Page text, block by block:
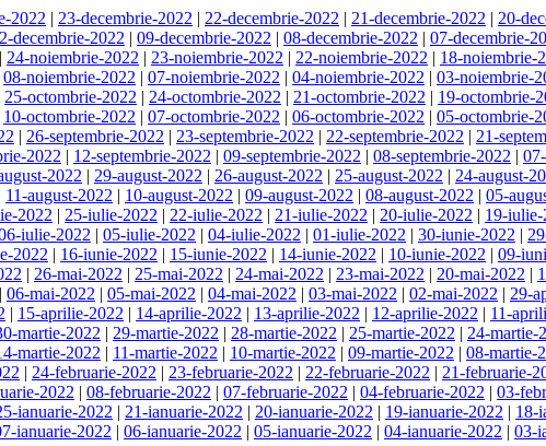
2022 | 23-decembrie-2022 | 22-decembrie-2022 | 21-decembrie-2022 | 20-
decembrie-2022 | 09-decembrie-2022 | 08-decembrie-2022 | 07-decembrie-
| 24-noiembrie-2022 | 23-noiembrie-2022 | 22-noiembrie-2022 | 18-noiembrie-
08-noiembrie-2022 | 07-noiembrie-2022 | 04-noiembrie-2022 | 03-noiembrie-
25-octombrie-2022 | 24-octombrie-2022 | 21-octombrie-2022 | 19-octombrie-
10-octombrie-2022 | 07-octombrie-2022 | 06-octombrie-2022 | 05-octombrie-
| 26-septembrie-2022 | 23-septembrie-2022 | 22-septembrie-2022 | 21-
2022 | 12-septembrie-2022 | 09-septembrie-2022 | 08-septembrie-2022 |
2022 | 29-august-2022 | 26-august-2022 | 25-august-2022 | 24-august-
11-august-2022 | 10-august-2022 | 09-august-2022 | 08-august-2022 | 05-
2022 | 25-iulie-2022 | 22-iulie-2022 | 21-iulie-2022 | 20-iulie-2022 | 19-iulie-
iulie-2022 | 05-iulie-2022 | 04-iulie-2022 | 01-iulie-2022 | 30-iunie-2022 |
2022 | 16-iunie-2022 | 15-iunie-2022 | 14-iunie-2022 | 10-iunie-2022 | 09-
| 26-mai-2022 | 25-mai-2022 | 24-mai-2022 | 23-mai-2022 | 20-mai-2022 |
| 06-mai-2022 | 05-mai-2022 | 04-mai-2022 | 03-mai-2022 | 02-mai-2022 | 29-
| 15-aprilie-2022 | 14-aprilie-2022 | 13-aprilie-2022 | 12-aprilie-2022 | 11-
martie-2022 | 29-martie-2022 | 28-martie-2022 | 25-martie-2022 | 24-martie-
martie-2022 | 11-martie-2022 | 10-martie-2022 | 09-martie-2022 | 08-martie-
| 24-februarie-2022 | 23-februarie-2022 | 22-februarie-2022 | 21-februarie-
2022 | 08-februarie-2022 | 07-februarie-2022 | 04-februarie-2022 | 03-
ianuarie-2022 | 21-ianuarie-2022 | 20-ianuarie-2022 | 19-ianuarie-2022 | 18-
ianuarie-2022 | 06-ianuarie-2022 | 05-ianuarie-2022 | 04-ianuarie-2022 | 03-